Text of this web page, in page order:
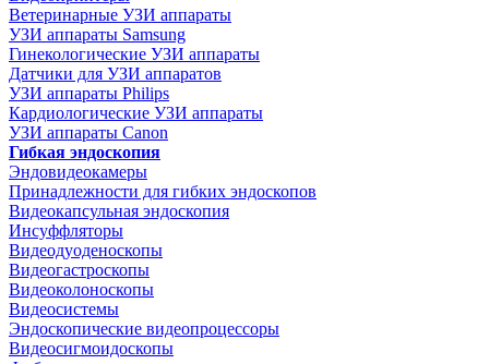
Ветеринарные УЗИ аппараты
УЗИ аппараты Samsung
Гинекологические УЗИ аппараты
Датчики для УЗИ аппаратов
УЗИ аппараты Philips
Кардиологические УЗИ аппараты
УЗИ аппараты Canon
Гибкая эндоскопия
Эндовидеокамеры
Принадлежности для гибких эндоскопов
Видеокапсульная эндоскопия
Инсуффляторы
Видеодуоденоскопы
Видеогастроскопы
Видеоколоноскопы
Видеосистемы
Эндоскопические видеопроцессоры
Видеосигмоидоскопы